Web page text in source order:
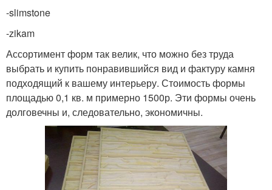
-slimstone
-zikam
Ассортимент форм так велик, что можно без труда
выбрать и купить понравившийся вид и фактуру камня
подходящий к вашему интерьеру. Стоимость формы
площадью 0,1 кв. м примерно 1500р. Эти формы очень
долговечны и, следовательно, экономичны.